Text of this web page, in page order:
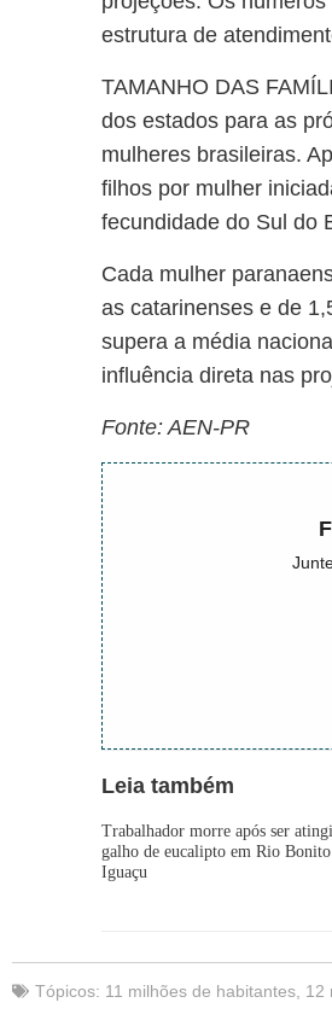
estrutura de
TAMANHO DAS
dos estados para as
mulheres brasileiras.
filhos por mulher
fecundidade do Sul do
Cada mulher
as catarinenses e de
supera a média
influência direta nas
Fonte: AEN-PR
Leia também
Trabalhador morre após ser
galho de eucalipto em Rio
Iguaçu
Tópicos: 11 milhões de habitantes 12